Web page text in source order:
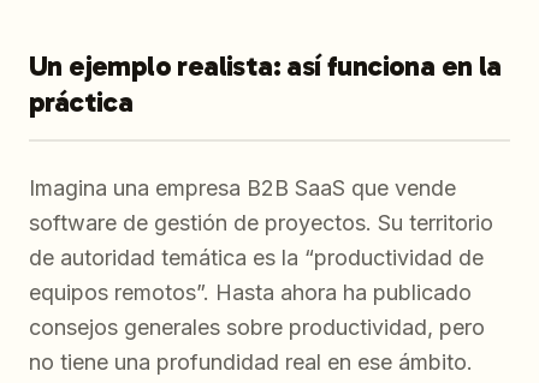
Un ejemplo realista: así funciona en la
práctica
Imagina una empresa B2B SaaS que vende
software de gestión de proyectos. Su territorio
de autoridad temática es la “productividad de
equipos remotos”. Hasta ahora ha publicado
consejos generales sobre productividad, pero
no tiene una profundidad real en ese ámbito.